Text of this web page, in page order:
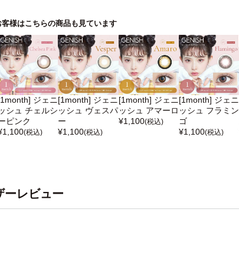
客様はこちらの商品も見ています
ジェニ
シュ チェルシ
ピンク
1,100(税込)
[1month] ジェニ
ッシュ ヴェスパ
ー
¥1,100(税込)
[1month] ジェニ
ッシュ アマーロ
¥1,100(税込)
[1month] ジェニ
ッシュ フラミン
ゴ
¥1,100(税込)
ーレビュー